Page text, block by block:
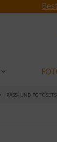
PASS- UND FOTOSETS